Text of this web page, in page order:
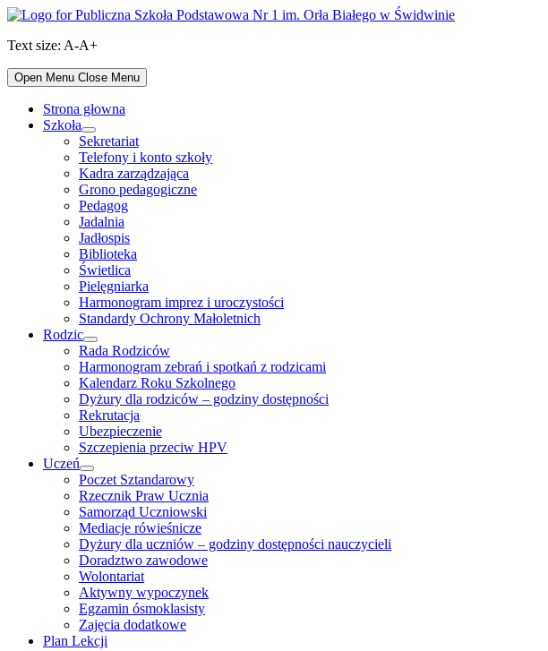
Skip
content
Text size: A-A+
Open Menu Close Menu
Strona głowna
Szkoła
Show
sub
menu
Sekretariat
Telefony i konto szkoły
Kadra zarządzająca
Grono pedagogiczne
Pedagog
Jadalnia
Jadłospis
Biblioteka
Świetlica
Pielęgniarka
Harmonogram imprez i uroczystości
Standardy Ochrony Małoletnich
Rodzic
Show
sub
menu
Rada Rodziców
Harmonogram zebrań i spotkań z rodzicami
Kalendarz Roku Szkolnego
Dyżury dla rodziców – godziny dostępności
Rekrutacja
Ubezpieczenie
Szczepienia przeciw HPV
Uczeń
Show
sub
menu
Poczet Sztandarowy
Rzecznik Praw Ucznia
Samorząd Uczniowski
Mediacje rówieśnicze
Dyżury dla uczniów – godziny dostępności nauczycieli
Doradztwo zawodowe
Wolontariat
Aktywny wypoczynek
Egzamin ósmoklasisty
Zajęcia dodatkowe
Plan Lekcji